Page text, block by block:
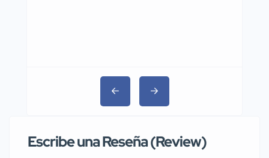
Escribe una Reseña (Review)